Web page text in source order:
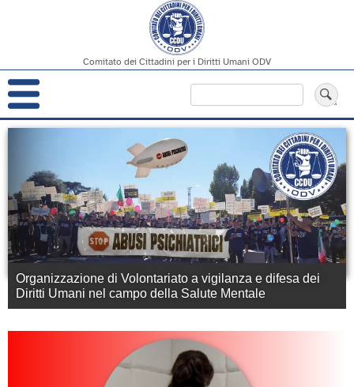
Salta
contenuto
principale
Comitato dei Cittadini per i Diritti Umani ODV
Navigazione
principale
Organizzazione di Volontariato a vigilanza e difesa dei
Diritti Umani nel campo della Salute Mentale